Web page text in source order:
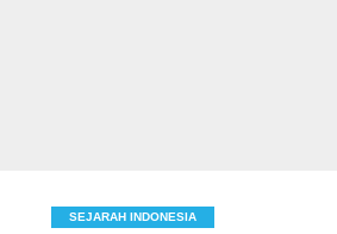
SEJARAH INDONESIA